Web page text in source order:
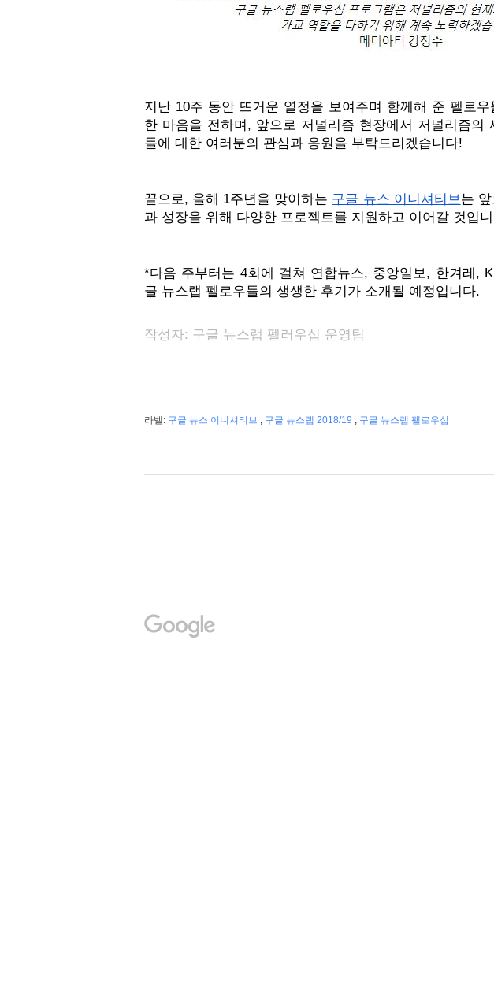
지난 10주 동안 뜨거운 열정을 보여주며 함께해 준 펠로
한 마음을 전하며, 앞으로 저널리즘 현장에서 저널리즘의
들에 대한 여러분의 관심과 응원을 부탁드리겠습니다!
끝으로, 올해 1주년을 맞이하는 구글 뉴스 이니셔티브는
과 성장을 위해 다양한 프로젝트를 지원하고 이어갈 것입
*다음 주부터는 4회에 걸쳐 연합뉴스, 중앙일보, 한겨레,
글 뉴스랩 펠로우들의 생생한 후기가 소개될 예정입니다.
작성자: 구글 뉴스랩 펠러우십 운영팀
라벨: 구글 뉴스 이니셔티브 , 구글 뉴스랩 2018/19 , 구글 뉴스랩 펠로우십